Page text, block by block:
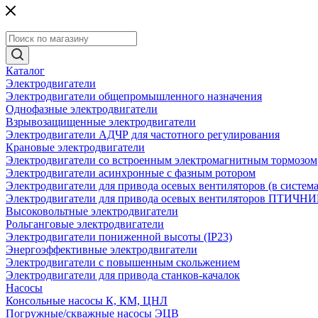
Каталог
Электродвигатели
Электродвигатели общепромышленного назначения
Однофазные электродвигатели
Взрывозащищенные электродвигатели
Электродвигатели АДЧР для частотного регулирования
Крановые электродвигатели
Электродвигатели со встроенным электромагнитным тормозом
Электродвигатели асинхронные с фазным ротором
Электродвигатели для привода осевых вентиляторов (в
Электродвигатели для привода осевых вентиляторов
Высоковольтные электродвигатели
Рольганговые электродвигатели
Электродвигатели пониженной высоты (IP23)
Энергоэффективные электродвигатели
Электродвигатели с повышенным скольжением
Электродвигатели для привода станков-качалок
Насосы
Консольные насосы К, КМ, ЦНЛ
Погружные/скважные насосы ЭЦВ